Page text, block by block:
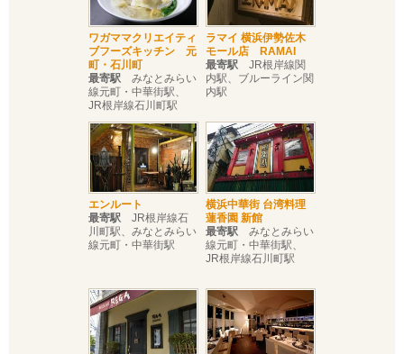
ワガママクリエイティ
ブフーズキッチン 元
町・石川町
最寄駅 みなとみらい
線元町・中華街駅、
JR根岸線石川町駅
ラマイ 横浜伊勢佐木
モール店 RAMAI
最寄駅 JR根岸線関
内駅、ブルーライン関
内駅
エンルート
最寄駅 JR根岸線石
川町駅、みなとみらい
線元町・中華街駅
横浜中華街 台湾料理
蓮香園 新館
最寄駅 みなとみらい
線元町・中華街駅、
JR根岸線石川町駅